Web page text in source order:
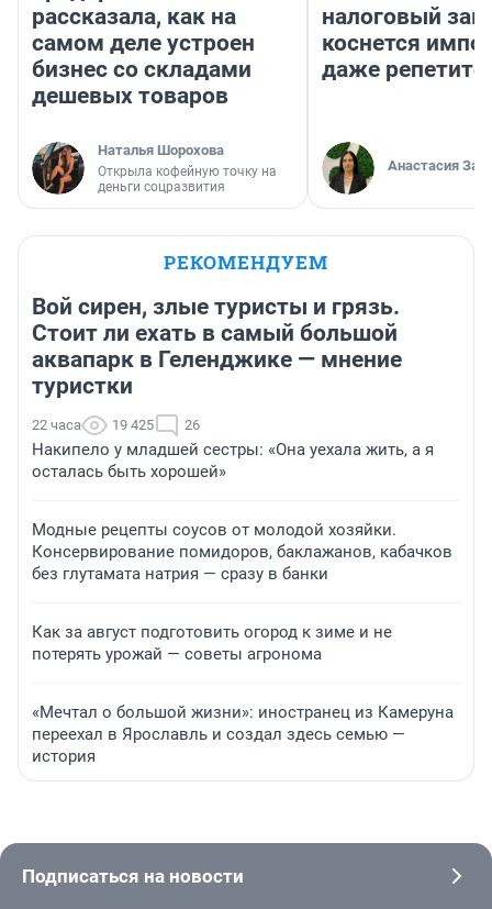
рассказала, как на
самом деле устроен
бизнес со складами
дешевых товаров
Наталья Шорохова
Открыла кофейную точку на
деньги соцразвития
налоговый
коснется
даже
Анастасия
РЕКОМЕНДУЕМ
Вой сирен, злые туристы и грязь.
Стоит ли ехать в самый большой
аквапарк в Геленджике — мнение
туристки
22 часа 19 425 26
Накипело у младшей сестры: «Она уехала жить, а я
осталась быть хорошей»
Модные рецепты соусов от молодой хозяйки.
Консервирование помидоров, баклажанов, кабачков
без глутамата натрия — сразу в банки
Как за август подготовить огород к зиме и не
потерять урожай — советы агронома
«Мечтал о большой жизни»: иностранец из Камеруна
переехал в Ярославль и создал здесь семью —
история
Подписаться на новости